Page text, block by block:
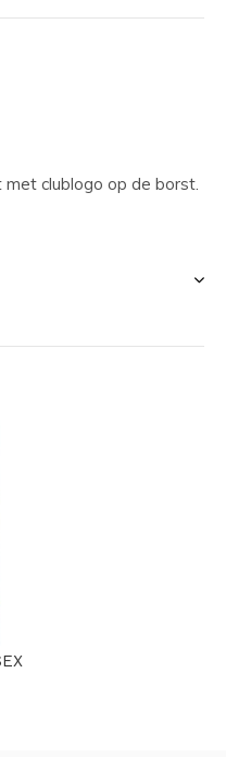
clublogo op de borst.